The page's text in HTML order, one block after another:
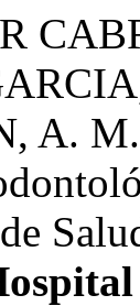
A.